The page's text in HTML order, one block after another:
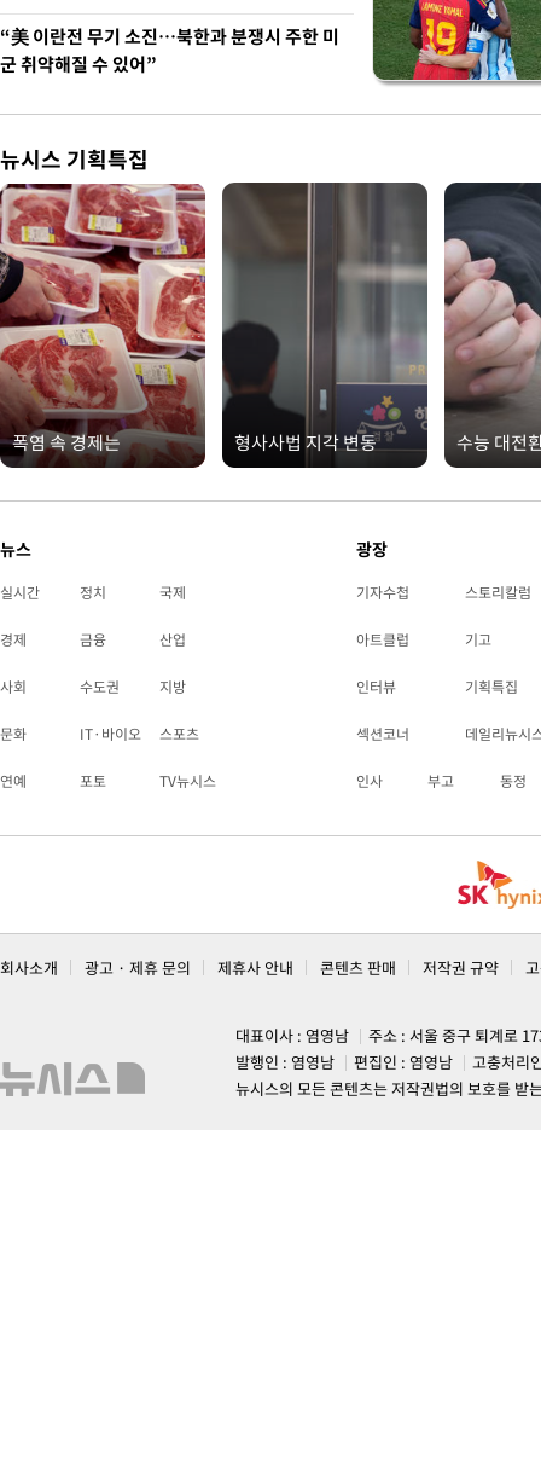
“美 이란전 무기 소진…북한과 분쟁시 주한 미
군 취약해질 수 있어”
뉴시스 기획특집
폭염 속 경제는 형사사법 지각 변동 수능 대전
뉴스
실시간 정치 국제
경제 금융 산업
사회 수도권 지방
문화 IT·바이오 스포츠
연예 포토 TV뉴시스
광장
기자수첩 스토리칼럼
아트클럽 기고
인터뷰 기획특집
섹션코너 데일리뉴시
인사 부고 동정
회사소개 광고 · 제휴 문의 제휴사 안내 콘텐츠 판매 저작권 규약
대표이사 : 염영남
주소 : 서울 중구 퇴계로
발행인 : 염영남
편집인 : 염영남
고충처리
뉴시스의 모든 콘텐츠는 저작권법의 보호를